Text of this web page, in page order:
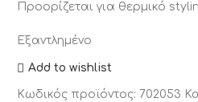
Προορίζεται για θερμικό
Εξαντλημένο
Add to wishlist
Κωδικός προϊόντος: 702053